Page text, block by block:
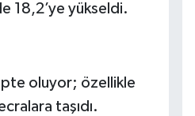
18,2’ye yükseldi.
oluyor; özellikle
taşıdı.